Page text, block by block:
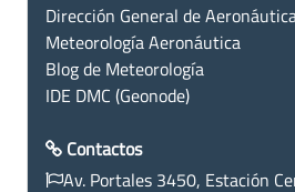
Dirección General de
Meteorología Aeronáutica
Blog de Meteorología
IDE DMC (Geonode)
Contactos
Av. Portales 3450, Estación